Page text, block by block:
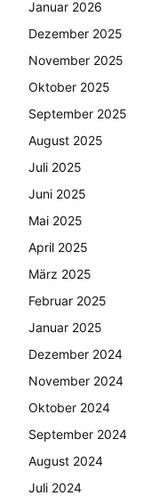
Januar 2026
Dezember 2025
November 2025
Oktober 2025
September 2025
August 2025
Juli 2025
Juni 2025
Mai 2025
April 2025
März 2025
Februar 2025
Januar 2025
Dezember 2024
November 2024
Oktober 2024
September 2024
August 2024
Juli 2024